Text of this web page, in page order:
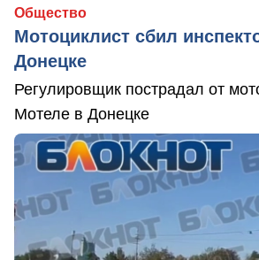
Общество
Мотоциклист сбил
Донецке
Регулировщик пострадал от
Мотеле в Донецке